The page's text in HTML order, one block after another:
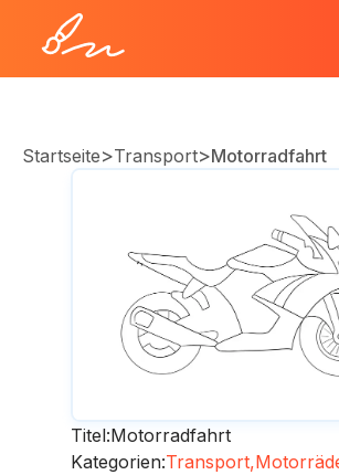
Startseite>Transport>Motorradfahrt
Titel:Motorradfahrt
Kategorien:Transport,